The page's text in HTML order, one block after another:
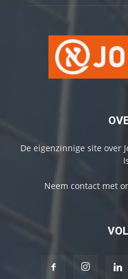
De eigenzinnige site over
Neem contact met